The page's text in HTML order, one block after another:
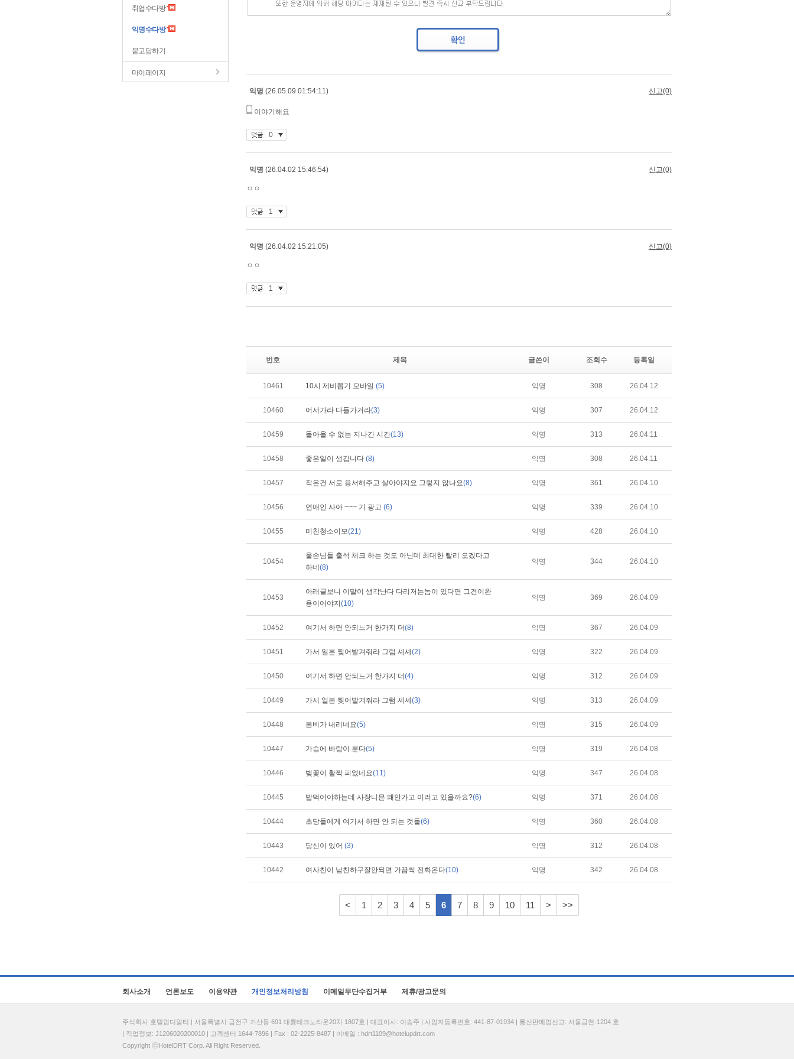
취업수다방
익명수다방
묻고답하기
마이페이지
번호 제목 글쓴이 조회수 등록일
10461 10시 제비뽑기 모바일 (5) 익명 308 26.04.12
10460 어서가라 다들가거라(3) 익명 307 26.04.12
10459 돌아올 수 없는 지나간 시간(13) 익명 313 26.04.11
10458 좋은일이 생깁니다 (8) 익명 308 26.04.11
10457 작은건 서로 용서해주고 살아야지요 그렇지 않나요(8) 익명 361 26.04.10
10456 연애인 사아 ~~~ 기 광고 (6) 익명 339 26.04.10
10455 미친청소이모(21) 익명 428 26.04.10
10454
울손님들 출석 체크 하는 것도 아닌데 최대한 빨리 오겠다고
하네 (8)
익명 344 26.04.10
10453
아래글보니 이말이 생각난다 다리저는놈이 있다면 그건이완
용이어야지 (10)
익명 369 26.04.09
10452 여기서 하면 안되느거 한가지 더(8) 익명 367 26.04.09
10451 가서 일본 찢어발겨줘라 그럼 셰셰 (2) 익명 322 26.04.09
10450 여기서 하면 안되느거 한가지 더(4) 익명 312 26.04.09
10449 가서 일본 찢어발겨줘라 그럼 셰셰 (3) 익명 313 26.04.09
10448 봄비가 내리네요(5) 익명 315 26.04.09
10447 가슴에 바람이 분다(5) 익명 319 26.04.08
10446 벚꽃이 활짝 피었네요(11) 익명 347 26.04.08
10445 밥먹어야하는데 사장니믄 왜안가고 이러고 있을까요?(6) 익명 371 26.04.08
10444 초당들에게 여기서 하면 안 되는 것들(6) 익명 360 26.04.08
10443 당신이 있어 (3) 익명 312 26.04.08
10442 여사친이 남친하구잘안되면 가끔씩 전화온다(10) 익명 342 26.04.08
< 1 2 3 4 5 6 7 8 9 10 11 > >>
회사소개 언론보도 이용약관 개인정보처리방침 이메일무단수집거부 제휴/광고문의
주식회사 호텔업디알티 | 서울특별시 금천구 가산동 691 대륭테크노타운20차 1807호 | 대표이사: 이송주 | 사업자등록번호: 441-87-01934 | 통신판매업신고: 서울금천-1204 호
| 직업정보: J1206020200010 | 고객센터 1644-7896 | Fax : 02-2225-8487 | 이메일 : hdrt1109@hotelupdrt.com
Copyright ⓒHotelDRT Corp. All Right Reserved.